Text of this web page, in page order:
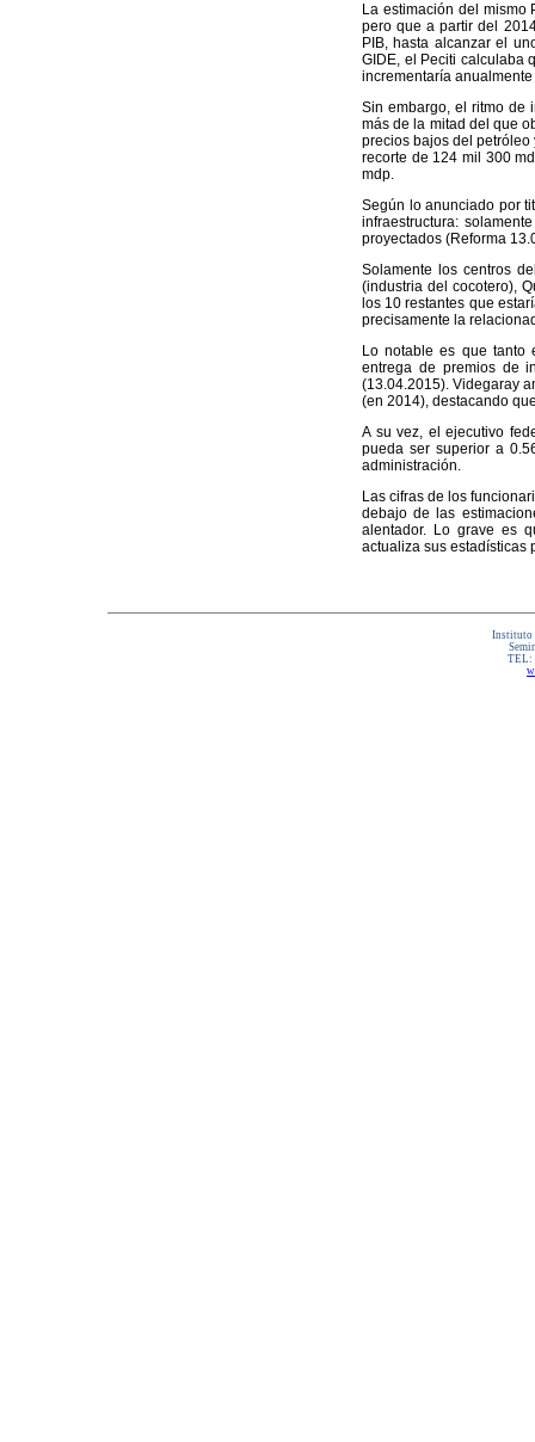
La estimación del mismo
pero que a partir del
PIB, hasta alcanzar el
GIDE, el Peciti calculaba
incrementaría
Sin embargo, el ritmo de
más de la mitad del que
precios bajos del
recorte de 124 mil 300
mdp.
Según lo anunciado por
infraestructura:
proyectados (Reforma
Solamente los centros
(industria del cocotero),
los 10 restantes que
precisamente la
Lo notable es que tanto
entrega de premios de
(13.04.2015). Videgaray
(en 2014), destacando
A su vez, el ejecutivo
pueda ser superior a
administración.
Las cifras de los
debajo de las
alentador. Lo grave es
actualiza sus estadísticas
Instituto
TEL: